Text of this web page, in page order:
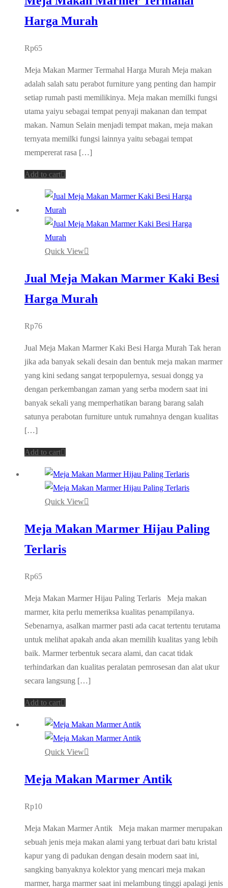
Harga Murah
Rp65
Meja Makan Marmer Termahal Harga Murah Meja makan
adalah salah satu perabot furniture yang penting dan hampir
setiap rumah pasti memilikinya. Meja makan memilki fungsi
utama yaiyu sebagai tempat penyaji makanan dan tempat
makan. Namun Selain menjadi tempat makan, meja makan
ternyata memilki fungsi lainnya yaitu sebagai tempat
mempererat rasa […]
Add to cart
Quick View
Jual Meja Makan Marmer Kaki Besi
Harga Murah
Rp76
Jual Meja Makan Marmer Kaki Besi Harga Murah Tak heran
jika ada banyak sekali desain dan bentuk meja makan marmer
yang kini sedang sangat terpopulernya, sesuai dongg ya
dengan perkembangan zaman yang serba modern saat ini
banyak sekali yang memperhatikan barang barang salah
satunya perabotan furniture untuk rumahnya dengan kualitas
[…]
Add to cart
Quick View
Meja Makan Marmer Hijau Paling
Terlaris
Rp65
Meja Makan Marmer Hijau Paling Terlaris Meja makan
marmer, kita perlu memeriksa kualitas penampilanya.
Sebenarnya, asalkan marmer pasti ada cacat tertentu terutama
untuk melihat apakah anda akan memilih kualitas yang lebih
baik. Marmer terbentuk secara alami, dan cacat tidak
terhindarkan dan kualitas peralatan pemrosesan dan alat ukur
secara langsung […]
Add to cart
Quick View
Meja Makan Marmer Antik
Rp10
Meja Makan Marmer Antik Meja makan marmer merupakan
sebuah jenis meja makan alami yang terbuat dari batu kristal
kapur yang di padukan dengan desain modern saat ini,
sangking banyaknya kolektor yang mencari meja makan
marmer, harga marmer saat ini melambung tinggi apalagi jenis